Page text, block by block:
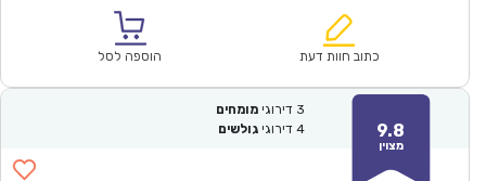
₪171.00.
הוא:
כתוב חוות דעת הוספה לסל
9.8
מצוין
3 דירוגי מומחים
4 דירוגי גולשים